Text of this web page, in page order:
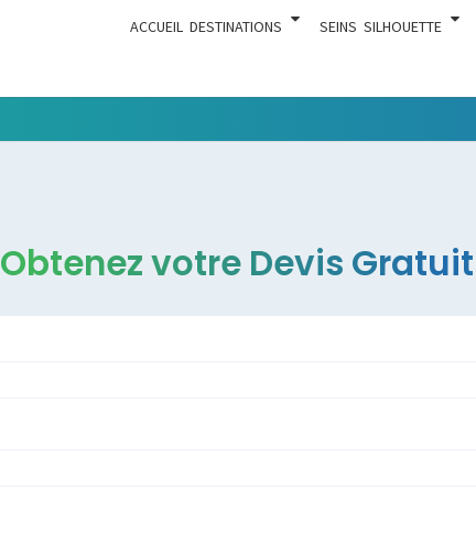
ACCUEIL DESTINATIONS SEINS SILHOUETTE
Tout Ce
Chirurgie
Esthétique
Obtenez votre Devis Gratuit